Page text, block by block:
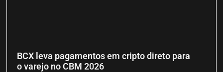
BCX leva pagamentos em cripto direto para
o varejo no CBM 2026